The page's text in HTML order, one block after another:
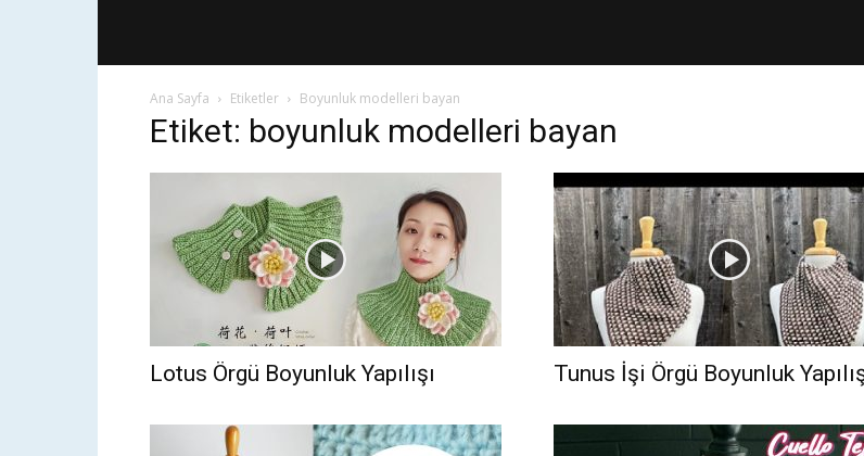
Ana Sayfa Etiketler Boyunluk modelleri bayan
Etiket: boyunluk modelleri bayan
Lotus Örgü Boyunluk Yapılışı Tunus İşi Örgü Boyunluk